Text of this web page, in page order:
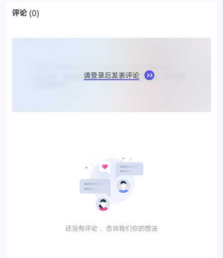
评论 (0)
请登录后发表评论
还没有评论， 告诉我们你的想法